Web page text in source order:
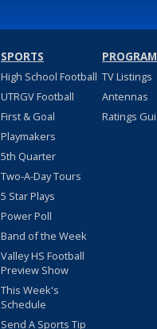
SPORTS
High School Football
UTRGV Football
First & Goal
Playmakers
5th Quarter
Two-A-Day Tours
5 Star Plays
Power Poll
Band of the Week
Valley HS Football
Preview Show
This Week's
Schedule
Send A Sports Tip
TV Listings
Antennas
Ratings